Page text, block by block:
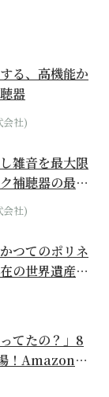
る、高機能か
器
会社)
雑音を最大限
補聴器の最上
会社)
つてのポリネ
の世界遺産か
てたの？」8
！Amazonの